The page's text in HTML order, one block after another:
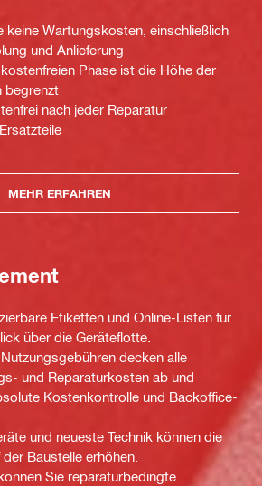
keine Wartungskosten, einschließlich
und Anlieferung
Phase ist die Höhe der
begrenzt
nach jeder Reparatur
MEHR ERFAHREN
Etiketten und Online-Listen für
über die Geräteflotte.
decken alle
und Reparaturkosten ab und
Kostenkontrolle und Backoffice-
und neueste Technik können die
Baustelle erhöhen.
Sie reparaturbedingte